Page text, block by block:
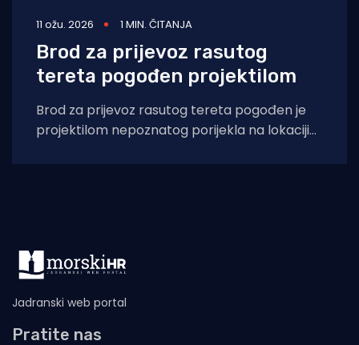
11 ožu. 2026 1 MIN. ČITANJA
Brod za prijevoz rasutog
tereta pogođen projektilom
Brod za prijevoz rasutog tereta pogođen je
projektilom nepoznatog porijekla na lokaciji
Jadranski web portal
Pratite nas